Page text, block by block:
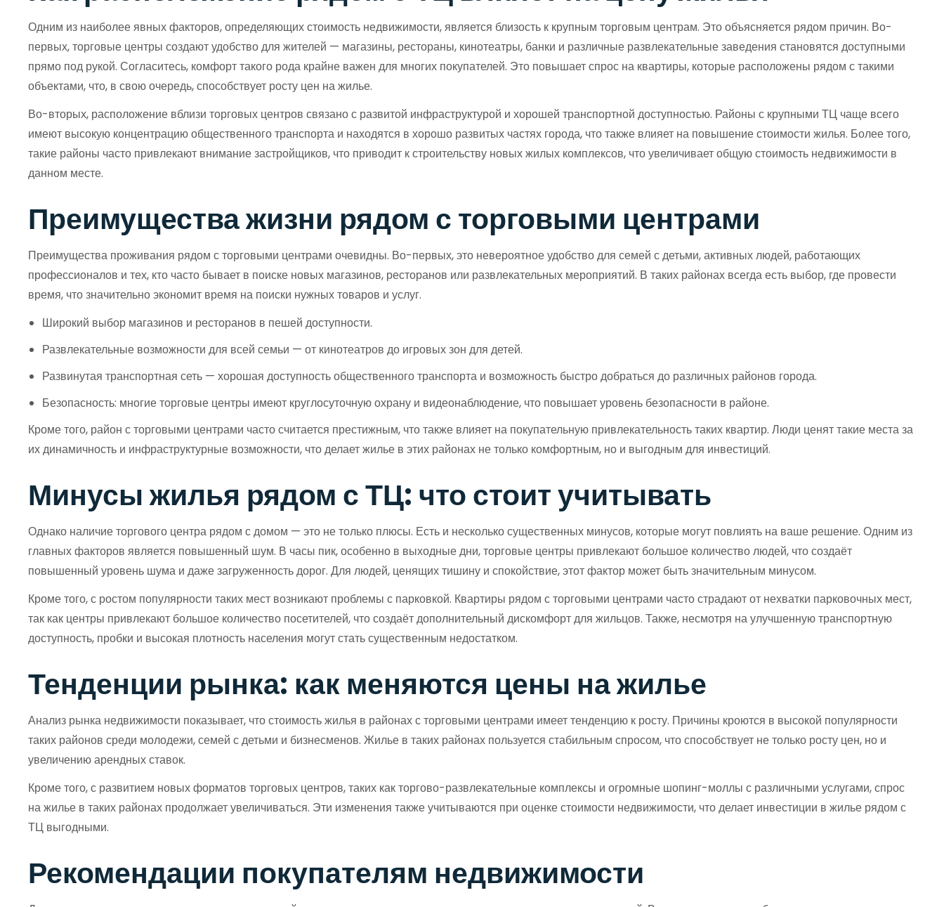
Одним из наиболее явных факторов, определяющих стоимость недвижимости, является близость к крупным торговым центрам. Это объясняется рядом причин. Во-
первых, торговые центры создают удобство для жителей — магазины, рестораны, кинотеатры, банки и различные развлекательные заведения становятся доступными
прямо под рукой. Согласитесь, комфорт такого рода крайне важен для многих покупателей. Это повышает спрос на квартиры, которые расположены рядом с такими
объектами, что, в свою очередь, способствует росту цен на жилье.
Во-вторых, расположение вблизи торговых центров связано с развитой инфраструктурой и хорошей транспортной доступностью. Районы с крупными ТЦ чаще всего
имеют высокую концентрацию общественного транспорта и находятся в хорошо развитых частях города, что также влияет на повышение стоимости жилья. Более того,
такие районы часто привлекают внимание застройщиков, что приводит к строительству новых жилых комплексов, что увеличивает общую стоимость недвижимости в
данном месте.
Преимущества жизни рядом с торговыми центрами
Преимущества проживания рядом с торговыми центрами очевидны. Во-первых, это невероятное удобство для семей с детьми, активных людей, работающих
профессионалов и тех, кто часто бывает в поиске новых магазинов, ресторанов или развлекательных мероприятий. В таких районах всегда есть выбор, где провести
время, что значительно экономит время на поиски нужных товаров и услуг.
Широкий выбор магазинов и ресторанов в пешей доступности.
Развлекательные возможности для всей семьи — от кинотеатров до игровых зон для детей.
Развинутая транспортная сеть — хорошая доступность общественного транспорта и возможность быстро добраться до различных районов города.
Безопасность: многие торговые центры имеют круглосуточную охрану и видеонаблюдение, что повышает уровень безопасности в районе.
Кроме того, район с торговыми центрами часто считается престижным, что также влияет на покупательную привлекательность таких квартир. Люди ценят такие места за
их динамичность и инфраструктурные возможности, что делает жилье в этих районах не только комфортным, но и выгодным для инвестиций.
Минусы жилья рядом с ТЦ: что стоит учитывать
Однако наличие торгового центра рядом с домом — это не только плюсы. Есть и несколько существенных минусов, которые могут повлиять на ваше решение. Одним из
главных факторов является повышенный шум. В часы пик, особенно в выходные дни, торговые центры привлекают большое количество людей, что создаёт
повышенный уровень шума и даже загруженность дорог. Для людей, ценящих тишину и спокойствие, этот фактор может быть значительным минусом.
Кроме того, с ростом популярности таких мест возникают проблемы с парковкой. Квартиры рядом с торговыми центрами часто страдают от нехватки парковочных мест,
так как центры привлекают большое количество посетителей, что создаёт дополнительный дискомфорт для жильцов. Также, несмотря на улучшенную транспортную
доступность, пробки и высокая плотность населения могут стать существенным недостатком.
Тенденции рынка: как меняются цены на жилье
Анализ рынка недвижимости показывает, что стоимость жилья в районах с торговыми центрами имеет тенденцию к росту. Причины кроются в высокой популярности
таких районов среди молодежи, семей с детьми и бизнесменов. Жилье в таких районах пользуется стабильным спросом, что способствует не только росту цен, но и
увеличению арендных ставок.
Кроме того, с развитием новых форматов торговых центров, таких как торгово-развлекательные комплексы и огромные шопинг-моллы с различными услугами, спрос
на жилье в таких районах продолжает увеличиваться. Эти изменения также учитываются при оценке стоимости недвижимости, что делает инвестиции в жилье рядом с
ТЦ выгодными.
Рекомендации покупателям недвижимости